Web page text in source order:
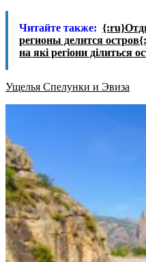
Читайте также:
регионы делится
на які регіони ділиться
Ущелья Спелунки и Эвиза